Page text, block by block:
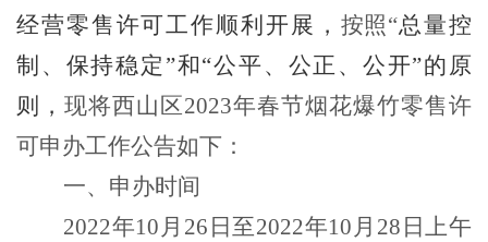
经营零售许可工作顺利开展， 按照“总量控
制、保持稳定 ”和“公平、公正、公开”的原
则
， 现将西山区2023年春节烟花爆竹零售许
可申办工作公告如下：
一、申办时间
2022年10 月 26 日至2022年10 月 28 日上午